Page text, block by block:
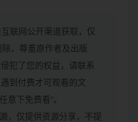
联网公开渠道获取，仅
，尊重原作者及出版
犯了您的权益，请联系
到付费才可观看的文
意下免费看”。
，仅提供资源分享，不提